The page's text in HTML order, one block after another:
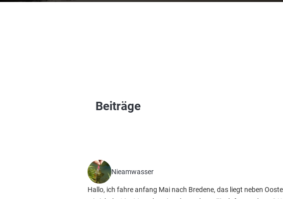
Beiträge
Nieamwasser
Hallo, ich fahre anfang Mai nach Bredene, das liegt neben